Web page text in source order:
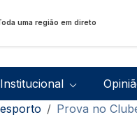
uma região em direto
Institucional
Prova no